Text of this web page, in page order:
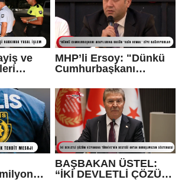
ve
MHP’li Ersoy: "Dünkü
Cumhurbaşkanı
Kemal’ diye
bağırıyorlar"
BAŞBAKAN ÜSTEL:
“İKİ DEVLETLİ ÇÖZÜM